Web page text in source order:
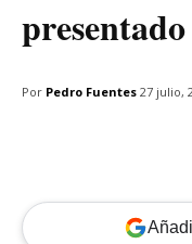
Por Pedro Fuentes 27 julio,